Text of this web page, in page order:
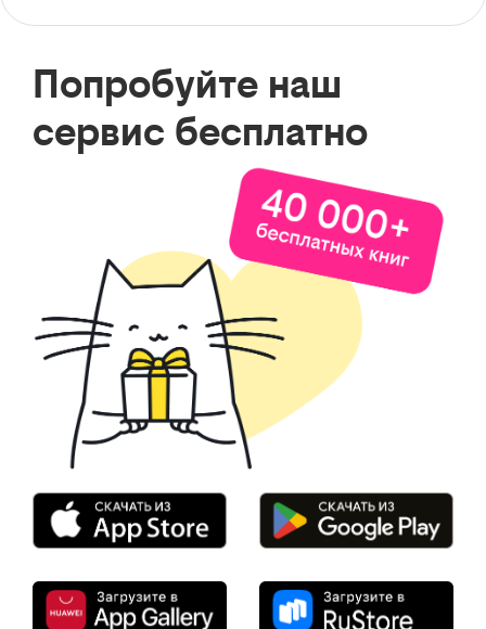
Попробуйте наш
сервис бесплатно